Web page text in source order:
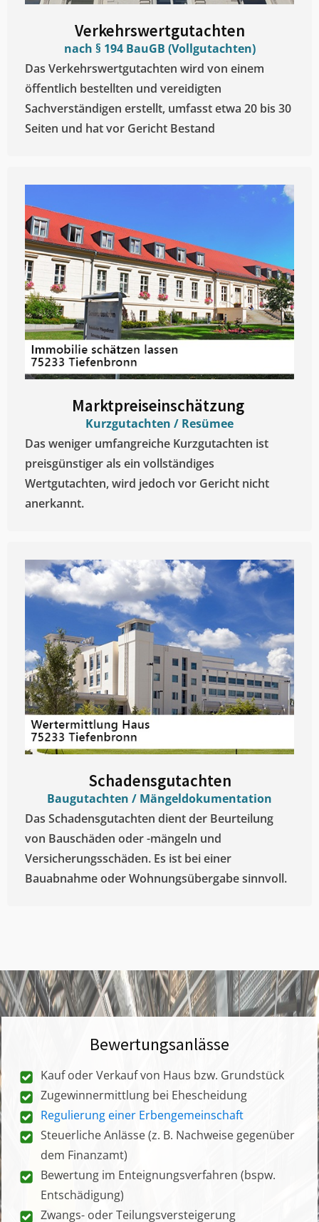
Verkehrswertgutachten
nach § 194 BauGB (Vollgutachten)
Das Verkehrswertgutachten wird von einem
öffentlich bestellten und vereidigten
Sachverständigen erstellt, umfasst etwa 20 bis 30
Seiten und hat vor Gericht Bestand
Marktpreiseinschätzung ​
Kurzgutachten / Resümee
Das weniger umfangreiche Kurzgutachten ist
preisgünstiger als ein vollständiges
Wertgutachten, wird jedoch vor Gericht nicht
anerkannt.
Schadensgutachten
Baugutachten / Mängeldokumentation
Das Schadensgutachten dient der Beurteilung
von Bauschäden oder -mängeln und
Versicherungsschäden. Es ist bei einer
Bauabnahme oder Wohnungsübergabe sinnvoll.
Bewertungsanlässe
Kauf oder Verkauf von Haus bzw. Grundstück
Zugewinnermittlung bei Ehescheidung
Regulierung einer Erbengemeinschaft
Steuerliche Anlässe (z. B. Nachweise gegenüber
dem Finanzamt)
Bewertung im Enteignungsverfahren (bspw.
Entschädigung)
Zwangs- oder Teilungsversteigerung